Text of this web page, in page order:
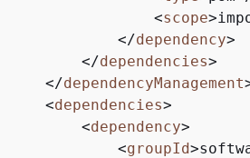
<scope>
</dependency>
</dependencies>
</dependencyManagement
<dependencies>
<dependency>
<groupId>